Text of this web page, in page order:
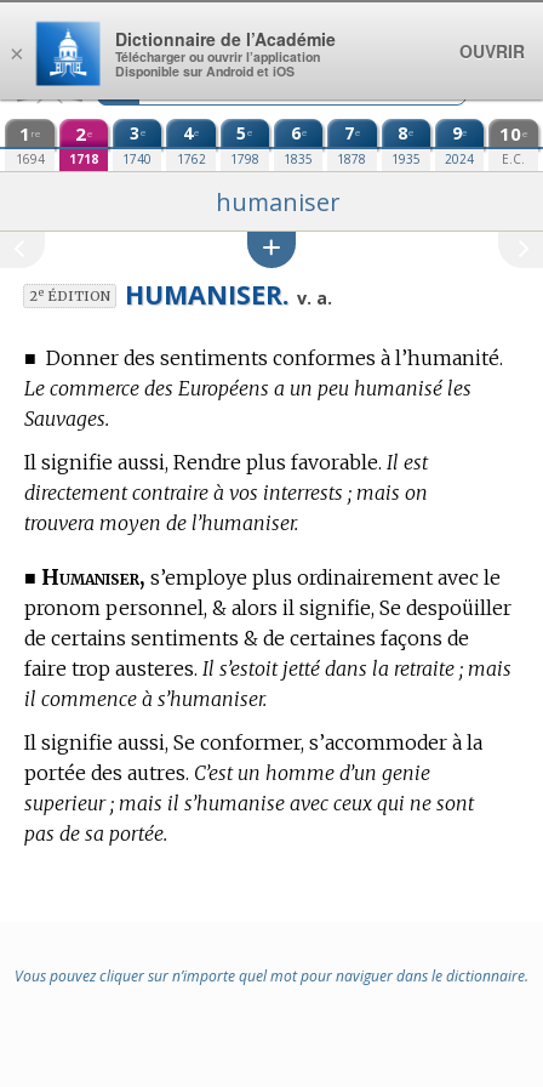
Aller au contenu
1 re
1694
2e
1718
3e
1740
4e
1762
5e
1798
6e
1835
7e
1878
8e
1935
9e
2024
10e
E.C.
humaniser
2eÉDITION HUMANISER. v. a.
■ Donner des sentiments conformes à l’humanité.
Le commerce des Européens a un peu humanisé les
Sauvages.
Il signifie aussi, Rendre plus favorable. Il est
directement contraire à vos interrests ; mais on
trouvera moyen de l’humaniser.
■ Humaniser, s’employe plus ordinairement avec le
pronom personnel, & alors il signifie, Se despoüiller
de certains sentiments & de certaines façons de
faire trop austeres. Il s’estoit jetté dans la retraite ; mais
il commence à s’humaniser.
Il signifie aussi, Se conformer, s’accommoder à la
portée des autres. C’est un homme d’un genie
superieur ; mais il s’humanise avec ceux qui ne sont
pas de sa portée.
Vous pouvez cliquer sur n’importe quel mot pour naviguer dans le dictionnaire.
×
Dictionnaire de l’Académie
Télécharger ou ouvrir l’application
Disponible sur Android et iOS
OUVRIR